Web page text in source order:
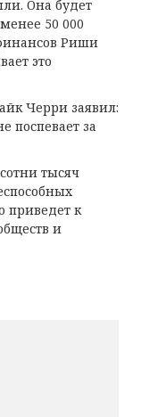
Она будет
50 000
Риши
это
Черри заявил:
поспевает за
тысяч
приведет к
и